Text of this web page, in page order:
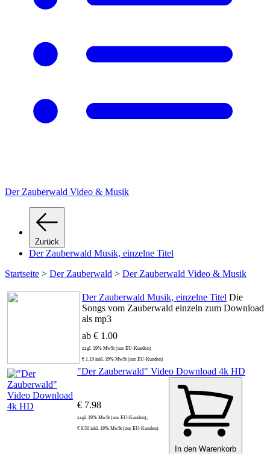
Der Zauberwald Video & Musik
Zurück
Der Zauberwald Musik, einzelne Titel
Startseite > Der Zauberwald > Der Zauberwald Video & Musik
Der Zauberwald Musik, einzelne Titel Die
Songs vom Zauberwald einzeln zum Download
als mp3
ab € 1.00
zzgl. 19% MwSt (nur EU-Kunden)
€ 1.19 inkl. 19% MwSt (nur EU-Kunden)
"Der Zauberwald" Video Download 4k HD
€ 7.98
zzgl. 19% MwSt (nur EU-Kunden),
€ 9.50 inkl. 19% MwSt (nur EU-Kunden)
In den Warenkorb